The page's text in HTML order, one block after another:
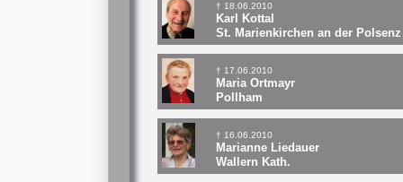
† 18.06.2010
Karl Kottal
St. Marienkirchen an der Polsenz
† 17.06.2010
Maria Ortmayr
Pollham
† 16.06.2010
Marianne Liedauer
Wallern Kath.